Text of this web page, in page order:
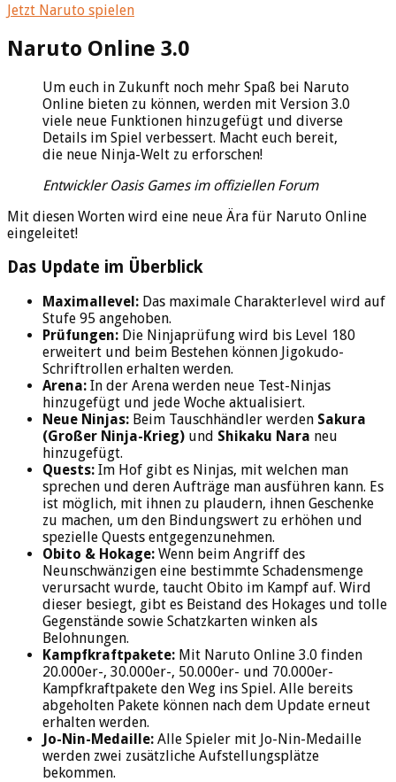
Jetzt Naruto spielen
Naruto Online 3.0
Um euch in Zukunft noch mehr Spaß bei Naruto
Online bieten zu können, werden mit Version 3.0
viele neue Funktionen hinzugefügt und diverse
Details im Spiel verbessert. Macht euch bereit,
die neue Ninja-Welt zu erforschen!
Entwickler Oasis Games im offiziellen Forum
Mit diesen Worten wird eine neue Ära für Naruto Online
eingeleitet!
Das Update im Überblick
Maximallevel: Das maximale Charakterlevel wird auf
Stufe 95 angehoben.
Prüfungen: Die Ninjaprüfung wird bis Level 180
erweitert und beim Bestehen können Jigokudo-
Schriftrollen erhalten werden.
Arena: In der Arena werden neue Test-Ninjas
hinzugefügt und jede Woche aktualisiert.
Neue Ninjas: Beim Tauschhändler werden Sakura
(Großer Ninja-Krieg) und Shikaku Nara neu
hinzugefügt.
Quests: Im Hof gibt es Ninjas, mit welchen man
sprechen und deren Aufträge man ausführen kann. Es
ist möglich, mit ihnen zu plaudern, ihnen Geschenke
zu machen, um den Bindungswert zu erhöhen und
spezielle Quests entgegenzunehmen.
Obito & Hokage: Wenn beim Angriff des
Neunschwänzigen eine bestimmte Schadensmenge
verursacht wurde, taucht Obito im Kampf auf. Wird
dieser besiegt, gibt es Beistand des Hokages und tolle
Gegenstände sowie Schatzkarten winken als
Belohnungen.
Kampfkraftpakete: Mit Naruto Online 3.0 finden
20.000er-, 30.000er-, 50.000er- und 70.000er-
Kampfkraftpakete den Weg ins Spiel. Alle bereits
abgeholten Pakete können nach dem Update erneut
erhalten werden.
Jo-Nin-Medaille: Alle Spieler mit Jo-Nin-Medaille
werden zwei zusätzliche Aufstellungsplätze
bekommen.